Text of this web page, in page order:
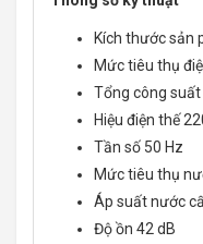
Kích thước sản
Mức tiêu thụ
Tổng công
Hiệu điện thế
Tần số 50 Hz
Mức tiêu thụ
Áp suất nước
Độ ồn 42 dB